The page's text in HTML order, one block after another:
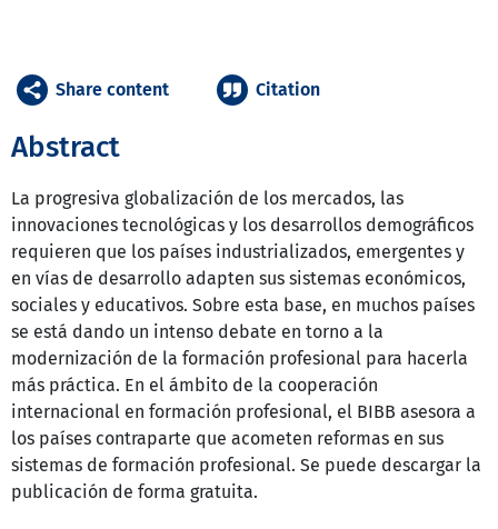
Abstract
La progresiva globalización de los mercados, las
innovaciones tecnológicas y los desarrollos demográficos
requieren que los países industrializados, emergentes y
en vías de desarrollo adapten sus sistemas económicos,
sociales y educativos. Sobre esta base, en muchos países
se está dando un intenso debate en torno a la
modernización de la formación profesional para hacerla
más práctica. En el ámbito de la cooperación
internacional en formación profesional, el BIBB asesora a
los países contraparte que acometen reformas en sus
sistemas de formación profesional. Se puede descargar la
publicación de forma gratuita.
Share content Citation